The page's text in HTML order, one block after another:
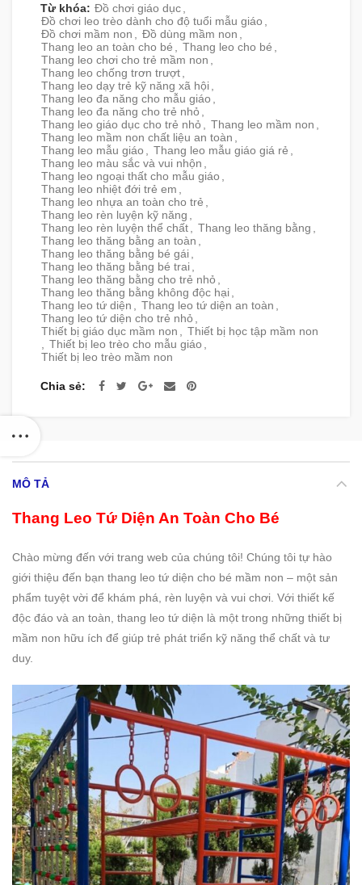
Từ khóa: Đồ chơi giáo dục
Đồ chơi leo trèo dành cho độ tuổi mẫu giáo
Đồ chơi mầm non
Đồ dùng mầm non
Thang leo an toàn cho bé
Thang leo cho bé
Thang leo chơi cho trẻ mầm non
Thang leo chống trơn trượt
Thang leo dạy trẻ kỹ năng xã hội
Thang leo đa năng cho mẫu giáo
Thang leo đa năng cho trẻ nhỏ
Thang leo giáo dục cho trẻ nhỏ
Thang leo mầm non
Thang leo mầm non chất liệu an toàn
Thang leo mẫu giáo
Thang leo mẫu giáo giá rẻ
Thang leo màu sắc và vui nhộn
Thang leo ngoại thất cho mẫu giáo
Thang leo nhiệt đới trẻ em
Thang leo nhựa an toàn cho trẻ
Thang leo rèn luyện kỹ năng
Thang leo rèn luyện thể chất
Thang leo thăng bằng
Thang leo thăng bằng an toàn
Thang leo thăng bằng bé gái
Thang leo thăng bằng bé trai
Thang leo thăng bằng cho trẻ nhỏ
Thang leo thăng bằng không độc hại
Thang leo tứ diện
Thang leo tứ diện an toàn
Thang leo tứ diện cho trẻ nhỏ
Thiết bị giáo dục mầm non
Thiết bị học tập mầm non
Thiết bị leo trèo cho mẫu giáo
Thiết bị leo trèo mầm non
Chia sẻ
MÔ TẢ
Thang Leo Tứ Diện An Toàn Cho Bé
Chào mừng đến với trang web của chúng tôi! Chúng tôi tự hào
giới thiệu đến bạn thang leo tứ diện cho bé mầm non – một sản
phẩm tuyệt vời để khám phá, rèn luyện và vui chơi. Với thiết kế
độc đáo và an toàn, thang leo tứ diện là một trong những thiết bị
mầm non hữu ích để giúp trẻ phát triển kỹ năng thể chất và tư
duy.